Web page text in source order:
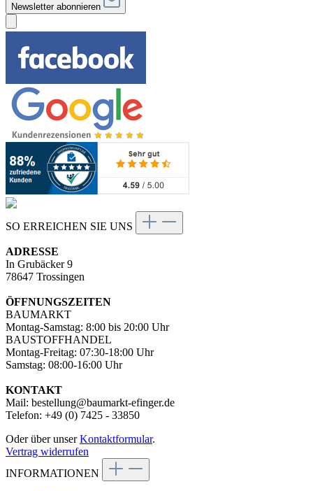
Newsletter abonnieren
SO ERREICHEN SIE UNS
ADRESSE
In Grubäcker 9
78647 Trossingen
ÖFFNUNGSZEITEN
BAUMARKT
Montag-Samstag: 8:00 bis 20:00 Uhr
BAUSTOFFHANDEL
Montag-Freitag: 07:30-18:00 Uhr
Samstag: 08:00-16:00 Uhr
KONTAKT
Mail: bestellung@baumarkt-efinger.de
Telefon: +49 (0) 7425 - 33850
Oder über unserKontaktformular.
Vertrag widerrufen
INFORMATIONEN